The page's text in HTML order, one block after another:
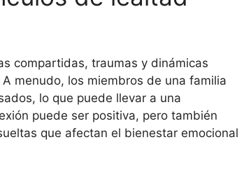
compartidas, traumas y dinámicas
menudo, los miembros de una familia
lo que puede llevar a una
puede ser positiva, pero también
que afectan el bienestar emocional